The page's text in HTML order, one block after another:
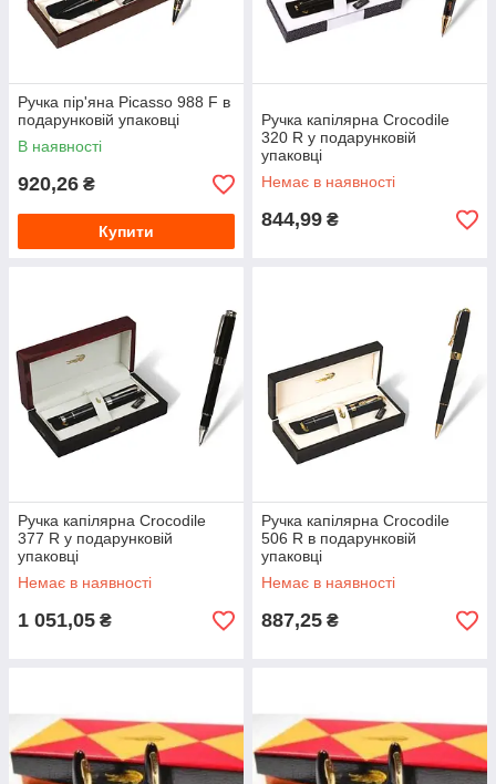
Ручка пір'яна Picasso 988 F в
подарунковій упаковці
В наявності
920,26 ₴
Купити
Ручка капілярна Crocodile
320 R у подарунковій
упаковці
Немає в наявності
844,99 ₴
Ручка капілярна Crocodile
377 R у подарунковій
упаковці
Немає в наявності
1 051,05 ₴
Ручка капілярна Crocodile
506 R в подарунковій
упаковці
Немає в наявності
887,25 ₴